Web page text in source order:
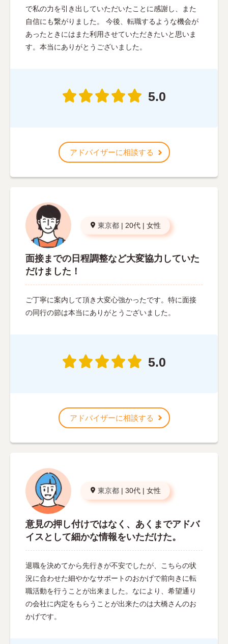
で私の力を引き出していただいたことに感謝し、また
自信にも繋がりました。 今後、転職するような機会が
あったときにはまた利用させていただきたいと思いま
す。本当にありがとうございました。
5.0
アドバイザーに相談する
東京都 | 20代 | 女性
面接までの日程調整など大変協力していた
だけました！
ご丁寧に案内して頂き大変心強かったです。特に面接
の同行の節は本当にありがとうございました。
5.0
アドバイザーに相談する
東京都 | 30代 | 女性
意見の押し付けではなく、あくまでアドバ
イスとして細かな情報をいただけた。
退職を決めてから先行きが不安でしたが、こちらの状
況に合わせた細やかなサポートのおかげで前向きに転
職活動を行うことが出来ました。なにより、希望通り
の会社に内定をもらうことが出来たのは大橋さんのお
かげです。